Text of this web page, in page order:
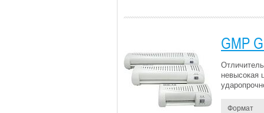
GMP
невысокая
Формат